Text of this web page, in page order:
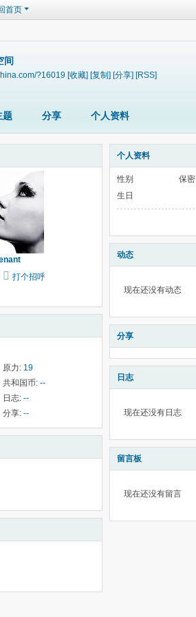
首页
间
?16019 [收藏] [复制] [分享] [RSS]
题 分享 个人资料
打个招呼
原力: 19
共和国币: --
日志: --
分享: --
个人资料
性别
保密
生日
动态
现在还没有动态
分享
日志
现在还没有日志
留言板
现在还没有留言